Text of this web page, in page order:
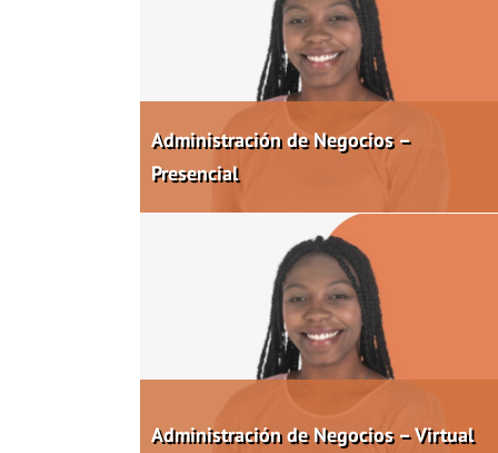
Administración de Negocios –
Presencial
Administración de Negocios – Virtual